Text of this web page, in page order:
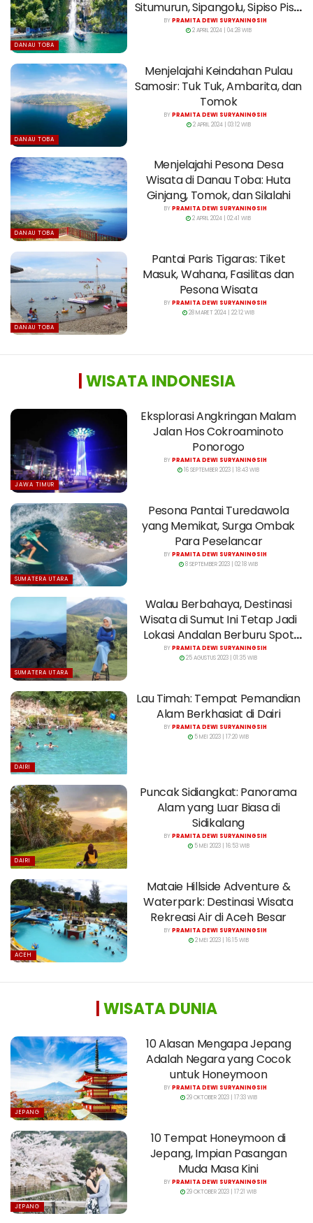
DANAU TOBA
Situmurun, Sipangolu, Sipiso Piso,
dan Janji
BYPRAMITA DEWI SURYANINGSIH
2 APRIL 2024 | 04:28 WIB
DANAU TOBA
Menjelajahi Keindahan Pulau
Samosir: Tuk Tuk, Ambarita, dan
Tomok
BYPRAMITA DEWI SURYANINGSIH
2 APRIL 2024 | 03:12 WIB
DANAU TOBA
Menjelajahi Pesona Desa
Wisata di Danau Toba: Huta
Ginjang, Tomok, dan Silalahi
BYPRAMITA DEWI SURYANINGSIH
2 APRIL 2024 | 02:41 WIB
DANAU TOBA
Pantai Paris Tigaras: Tiket
Masuk, Wahana, Fasilitas dan
Pesona Wisata
BYPRAMITA DEWI SURYANINGSIH
28 MARET 2024 | 22:12 WIB
WISATA INDONESIA
JAWA TIMUR
Eksplorasi Angkringan Malam
Jalan Hos Cokroaminoto
Ponorogo
BYPRAMITA DEWI SURYANINGSIH
16 SEPTEMBER 2023 | 18:43 WIB
SUMATERA UTARA
Pesona Pantai Turedawola
yang Memikat, Surga Ombak
Para Peselancar
BYPRAMITA DEWI SURYANINGSIH
8 SEPTEMBER 2023 | 02:18 WIB
SUMATERA UTARA
Walau Berbahaya, Destinasi
Wisata di Sumut Ini Tetap Jadi
Lokasi Andalan Berburu Spot
Foto
BYPRAMITA DEWI SURYANINGSIH
25 AGUSTUS 2023 | 01:35 WIB
DAIRI
Lau Timah: Tempat Pemandian
Alam Berkhasiat di Dairi
BYPRAMITA DEWI SURYANINGSIH
5 MEI 2023 | 17:20 WIB
DAIRI
Puncak Sidiangkat: Panorama
Alam yang Luar Biasa di
Sidikalang
BYPRAMITA DEWI SURYANINGSIH
5 MEI 2023 | 16:53 WIB
ACEH
Mataie Hillside Adventure &
Waterpark: Destinasi Wisata
Rekreasi Air di Aceh Besar
BYPRAMITA DEWI SURYANINGSIH
2 MEI 2023 | 16:15 WIB
WISATA DUNIA
JEPANG
10 Alasan Mengapa Jepang
Adalah Negara yang Cocok
untuk Honeymoon
BYPRAMITA DEWI SURYANINGSIH
29 OKTOBER 2023 | 17:33 WIB
JEPANG
10 Tempat Honeymoon di
Jepang, Impian Pasangan
Muda Masa Kini
BYPRAMITA DEWI SURYANINGSIH
29 OKTOBER 2023 | 17:21 WIB